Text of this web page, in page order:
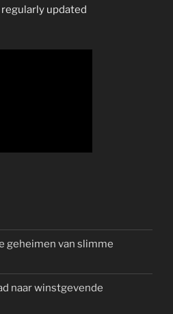
updated
geheimen van slimme
naar winstgevende